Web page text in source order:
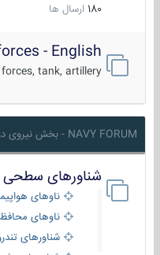
180 ارسال ها
forces - English
forces, tank, artillery ...
NAVY FORUM - بخش نیروی دریایی
شناورهای سطحی
ناوهای
ناوهای محافظ
شناورهای تندرو